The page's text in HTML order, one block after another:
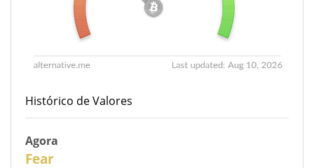
Histórico de Valores
Agora
Fear